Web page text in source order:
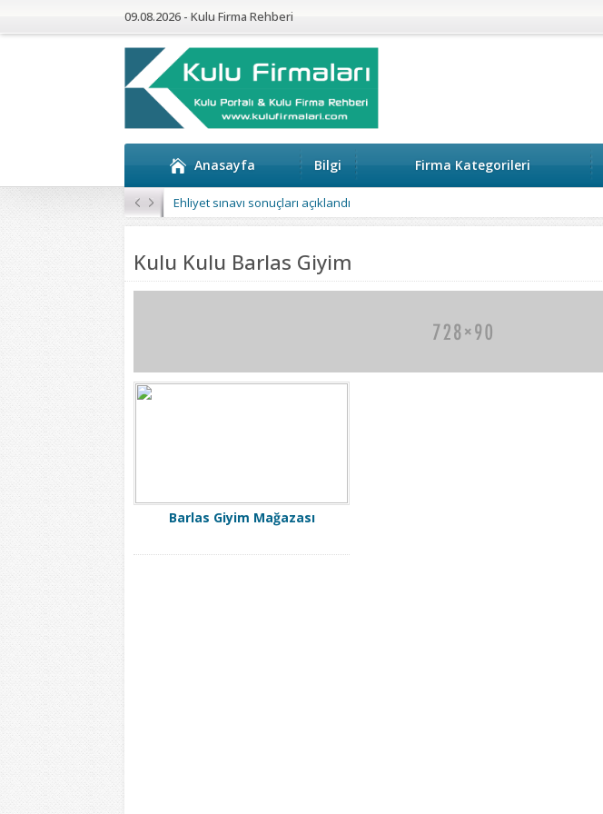
09.08.2026 - Kulu Firma Rehberi
Anasayfa Bilgi Firma Kategorileri
Kulu’da 4 Mahalleye Yangın Söndürme Tankeri
Kulu Kulu Barlas Giyim
Barlas Giyim Mağazası